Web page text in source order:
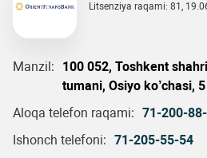
Litsenziya raqami: 81,
Manzil:
100 052, Toshkent
tumani, Osiyo ko’chasi,
Aloqa telefon raqami: 71-200-
Ishonch telefoni: 71-205-55-54